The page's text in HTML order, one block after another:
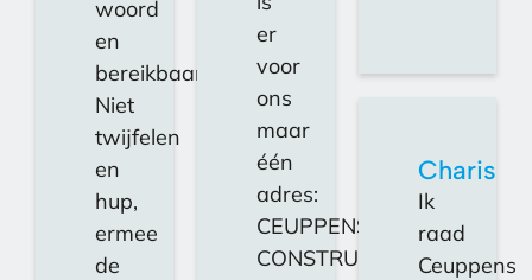
woord
en
bereikbaar.
Niet
twijfelen
en
hup,
ermee
de
er
voor
ons
maar
één
adres:
CEUPPENS
CONSTRUCT!!!
Charis
Ik
raad
Ceuppens